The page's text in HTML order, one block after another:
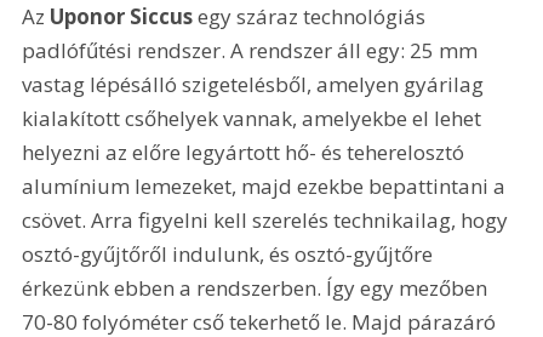
Az Uponor Siccus egy száraz technológiás
padlófűtési rendszer. A rendszer áll egy: 25 mm
vastag lépésálló szigetelésből, amelyen gyárilag
kialakított csőhelyek vannak, amelyekbe el lehet
helyezni az előre legyártott hő- és teherelosztó
alumínium lemezeket, majd ezekbe bepattintani a
csövet. Arra figyelni kell szerelés technikailag, hogy
osztó-gyűjtőről indulunk, és osztó-gyűjtőre
érkezünk ebben a rendszerben. Így egy mezőben
70-80 folyóméter cső tekerhető le. Majd párazáró